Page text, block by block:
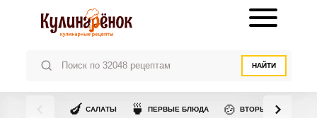
НАЙТИ
🍆 САЛАТЫ 🍵 ПЕРВЫЕ БЛЮДА 🍲 ВТОРЫЕ БЛЮДА